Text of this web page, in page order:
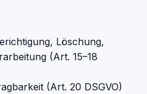
Löschung,
(Art. 15–18
(Art. 20 DSGVO)